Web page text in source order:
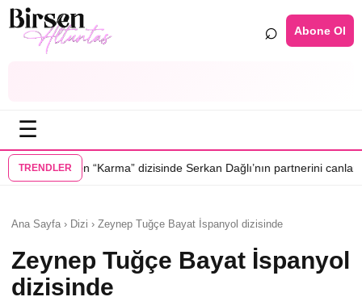
⌕ Abone Ol
☰
TRENDLER
dizisinde Serkan Dağlı’nın partnerini canlandıracak•Daha 17’ye
Ana Sayfa › Dizi › Zeynep Tuğçe Bayat İspanyol dizisinde
Zeynep Tuğçe Bayat İspanyol
dizisinde